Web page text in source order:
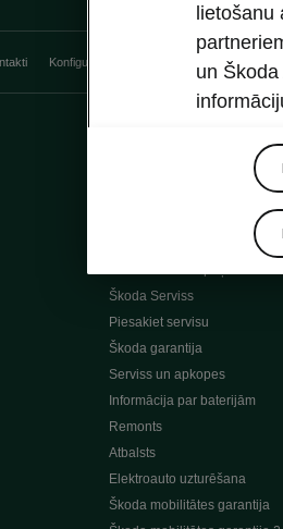
Konfigurators e-veikals, noliktava
Škoda Oriģinālie aksesuāri
Škoda Oriģinālie aksesuāri -
Škoda Serviss
Piesakiet servisu
Škoda garantija
Serviss un apkopes
Informācija par baterijām
Remonts
Atbalsts
Elektroauto uzturēšana
Škoda mobilitātes garantija
un